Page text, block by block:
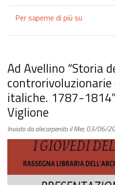
Per saperne di più su
di
Gerardo
Figliolino,
Ad Avellino “Storia
controrivoluzionarie
italiche. 1787-
Viglione
Inviato daalecarpenitoilMer, 03/06/